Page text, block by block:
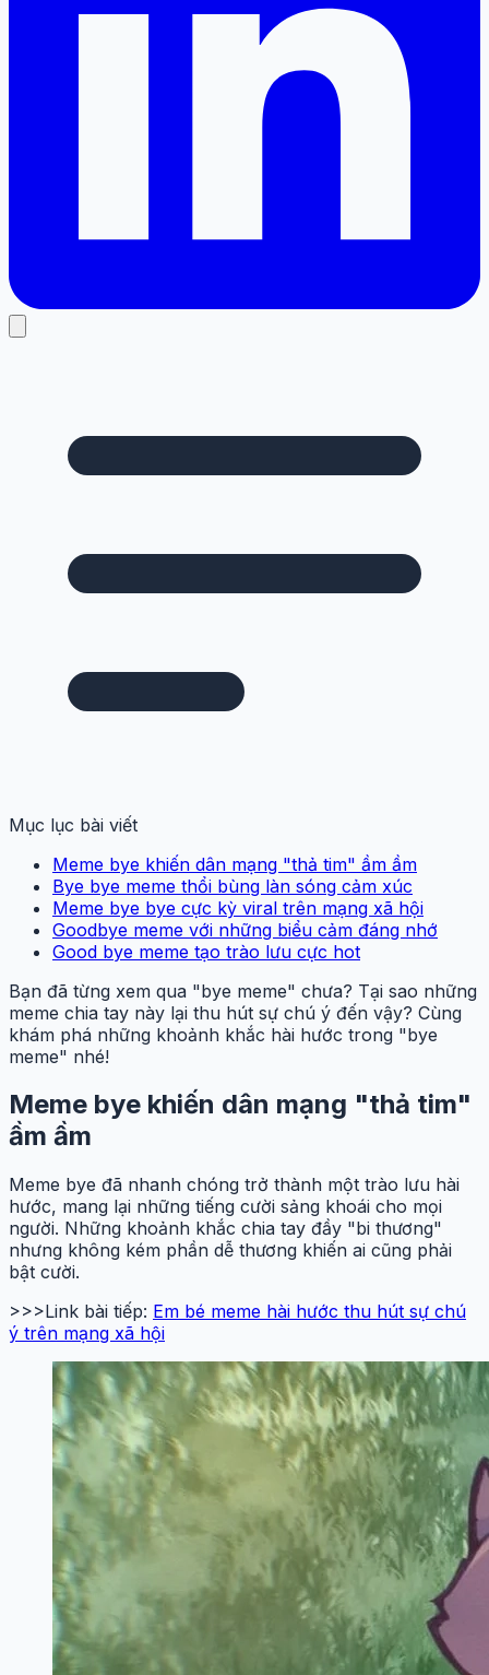
Mục lục bài viết
Meme bye khiến dân mạng "thả tim" ầm ầm
Bye bye meme thổi bùng làn sóng cảm xúc
Meme bye bye cực kỳ viral trên mạng xã hội
Goodbye meme với những biểu cảm đáng nhớ
Good bye meme tạo trào lưu cực hot
Bạn đã từng xem qua "bye meme" chưa? Tại sao những
meme chia tay này lại thu hút sự chú ý đến vậy? Cùng
khám phá những khoảnh khắc hài hước trong "bye
meme" nhé!
Meme bye khiến dân mạng "thả tim"
ầm ầm
Meme bye đã nhanh chóng trở thành một trào lưu hài
hước, mang lại những tiếng cười sảng khoái cho mọi
người. Những khoảnh khắc chia tay đầy "bi thương"
nhưng không kém phần dễ thương khiến ai cũng phải
bật cười.
>>>Link bài tiếp: Em bé meme hài hước thu hút sự chú
ý trên mạng xã hội